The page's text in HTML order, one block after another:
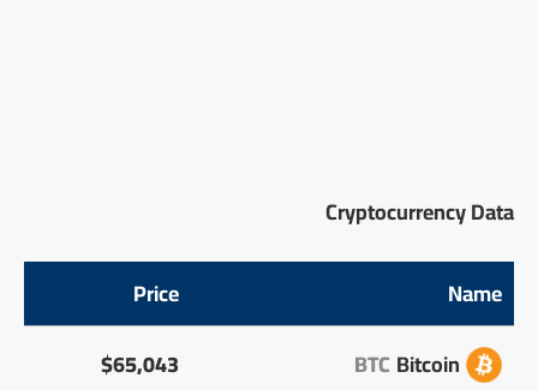
Cryptocurrency Data
Name
Price
Bitcoin
BTC
$65,043